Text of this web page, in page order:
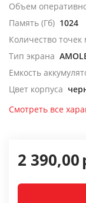
Объем
Память (Гб) 1024
Количество
Тип экрана
Емкость
Цвет корпуса
Смотреть все
2 390,00